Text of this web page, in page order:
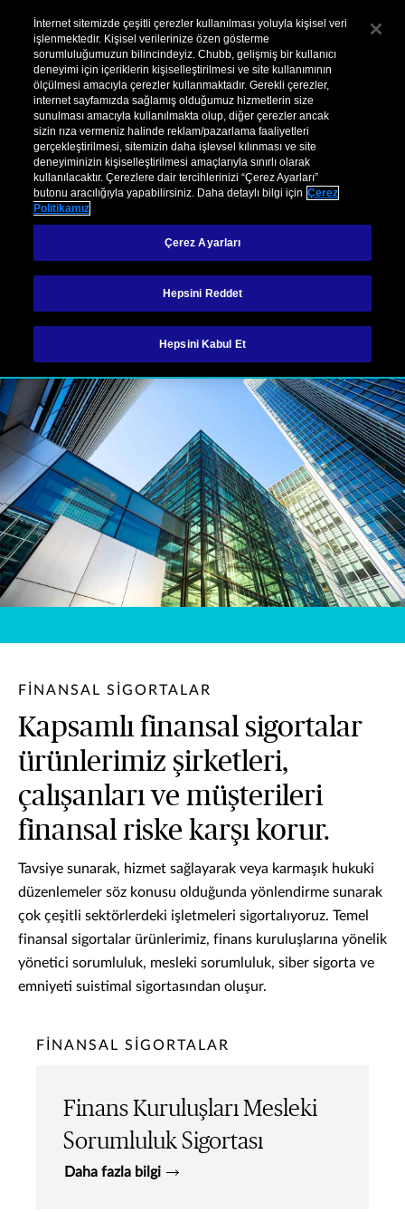
Kurumsal Hasar Şikayet
Ürünlerimiz Finansal Sigortalar
Finansal Sigortalar
İletişime geçin
FINANSAL SIGORTALAR
Kapsamlı finansal sigortalar
ürünlerimiz şirketleri,
çalışanları ve müşterileri
finansal riske karşı korur.
Tavsiye sunarak, hizmet sağlayarak veya karmaşık hukuki
düzenlemeler söz konusu olduğunda yönlendirme sunarak
çok çeşitli sektörlerdeki işletmeleri sigortalıyoruz. Temel
finansal sigortalar ürünlerimiz, finans kuruluşlarına yönelik
yönetici sorumluluk, mesleki sorumluluk, siber sigorta ve
emniyeti suistimal sigortasından oluşur.
FINANSAL SIGORTALAR
Finans Kuruluşları Mesleki
Sorumluluk Sigortası
Daha fazla bilgi
İnternet sitemizde çeşitli çerezler kullanılması yoluyla kişisel veri
işlenmektedir. Kişisel verilerinize özen gösterme
sorumluluğumuzun bilincindeyiz. Chubb, gelişmiş bir kullanıcı
deneyimi için içeriklerin kişiselleştirilmesi ve site kullanımının
ölçülmesi amacıyla çerezler kullanmaktadır. Gerekli çerezler,
internet sayfamızda sağlamış olduğumuz hizmetlerin size
sunulması amacıyla kullanılmakta olup, diğer çerezler ancak
sizin rıza vermeniz halinde reklam/pazarlama faaliyetleri
gerçekleştirilmesi, sitemizin daha işlevsel kılınması ve site
deneyiminizin kişiselleştirilmesi amaçlarıyla sınırlı olarak
kullanılacaktır. Çerezlere dair tercihlerinizi “Çerez Ayarları”
butonu aracılığıyla yapabilirsiniz. Daha detaylı bilgi için Çerez
Politikamız
Çerez Ayarları
Hepsini Reddet
Hepsini Kabul Et